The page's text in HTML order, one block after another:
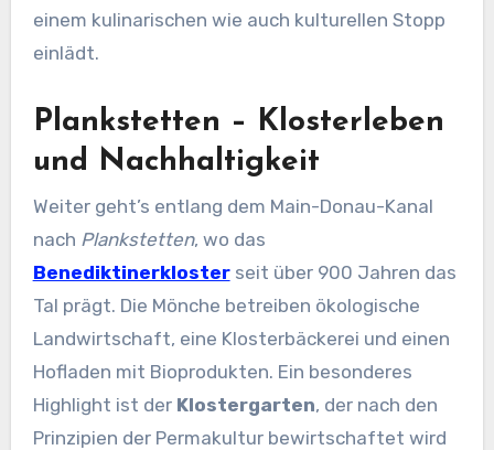
einem kulinarischen wie auch kulturellen Stopp
einlädt.
Plankstetten – Klosterleben
und Nachhaltigkeit
Weiter geht’s entlang dem Main-Donau-Kanal
nach Plankstetten, wo das
Benediktinerkloster seit über 900 Jahren das
Tal prägt. Die Mönche betreiben ökologische
Landwirtschaft, eine Klosterbäckerei und einen
Hofladen mit Bioprodukten. Ein besonderes
Highlight ist der Klostergarten, der nach den
Prinzipien der Permakultur bewirtschaftet wird